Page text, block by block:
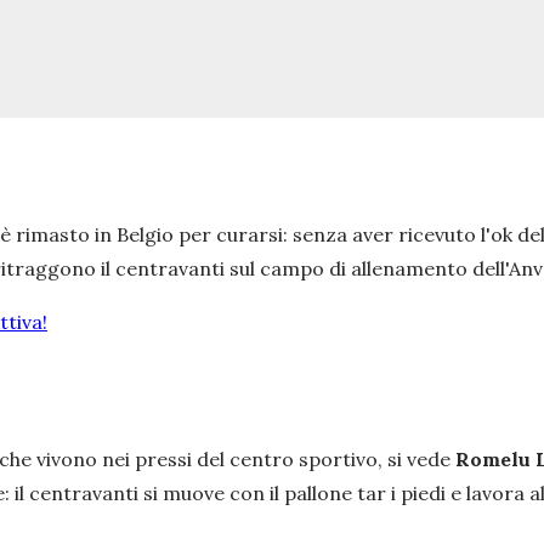
rimasto in Belgio per curarsi: senza aver ricevuto l'ok
il centravanti sul campo di allenamento
vivono nei pressi del centro sportivo, si vede Romelu
il centravanti si muove con il pallone tar i piedi e